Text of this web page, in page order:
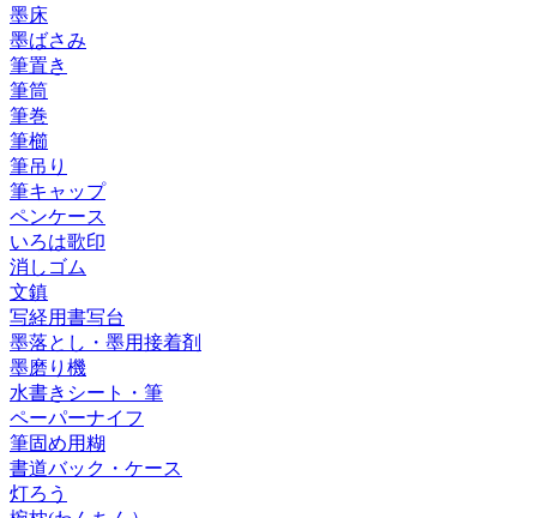
墨床
墨ばさみ
筆置き
筆筒
筆巻
筆櫛
筆吊り
筆キャップ
ペンケース
いろは歌印
消しゴム
文鎮
写経用書写台
墨落とし・墨用接着剤
墨磨り機
水書きシート・筆
ペーパーナイフ
筆固め用糊
書道バック・ケース
灯ろう